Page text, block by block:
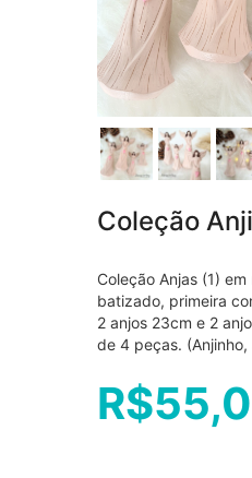
Coleção
Coleção Anjas (1)
batizado, primeira
2 anjos 23cm e 2
de 4 peças. (Anjinho,
R$